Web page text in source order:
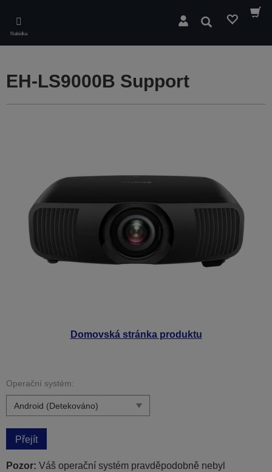
main
content
Nabídka
Hledat
Domovská stránka produktu
EH-LS9000B Support
Operační systém:
Přejít
Pozor: Váš operační systém pravděpodobně nebyl